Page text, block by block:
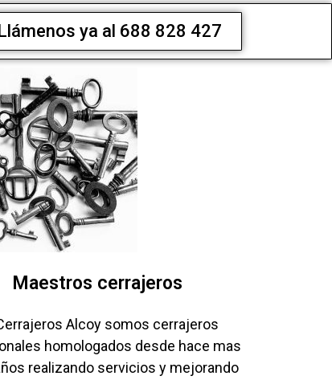
ya al 688 828 427
Maestros cerrajeros
Alcoy somos cerrajeros
homologados desde hace mas
realizando servicios y mejorando